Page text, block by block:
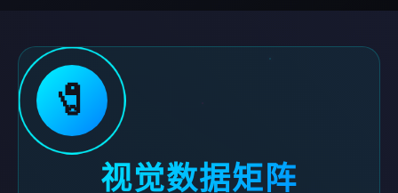
🧷
视觉数据矩阵